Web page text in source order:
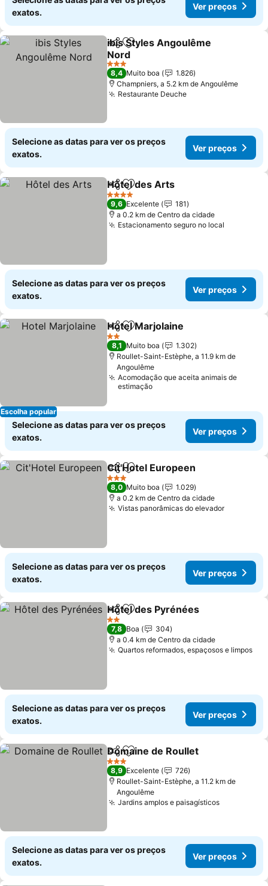
exatos.
Ver preços
PartilharAdicionar aos favoritos
ibis Styles Angoulême
Nord
3 Estrelas
8,4 Muito boa
1.826
Champniers, a 5.2 km de Angoulême
Restaurante Deuche
Selecione as datas para ver os preços
exatos.
Ver preços
PartilharAdicionar aos favoritos
Hôtel des Arts
4 Estrelas
9,6 Excelente
181
a 0.2 km de Centro da cidade
Estacionamento seguro no local
Selecione as datas para ver os preços
exatos.
Ver preços
Escolha popular
PartilharAdicionar aos favoritos
Hotel Marjolaine
2 Estrelas
8,1 Muito boa
1.302
Roullet-Saint-Estèphe, a 11.9 km de
Angoulême
Acomodação que aceita animais de
estimação
Selecione as datas para ver os preços
exatos.
Ver preços
PartilharAdicionar aos favoritos
Cit'Hotel Europeen
3 Estrelas
8,0 Muito boa
1.029
a 0.2 km de Centro da cidade
Vistas panorâmicas do elevador
Selecione as datas para ver os preços
exatos.
Ver preços
PartilharAdicionar aos favoritos
Hôtel des Pyrénées
2 Estrelas
7,8 Boa
304
a 0.4 km de Centro da cidade
Quartos reformados, espaçosos e limpos
Selecione as datas para ver os preços
exatos.
Ver preços
PartilharAdicionar aos favoritos
Domaine de Roullet
3 Estrelas
8,9 Excelente
726
Roullet-Saint-Estèphe, a 11.2 km de
Angoulême
Jardins amplos e paisagísticos
Selecione as datas para ver os preços
exatos.
Ver preços